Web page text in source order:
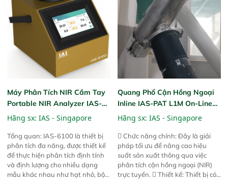
nâng cấp với các tính năng mới. nâng cấp với các tính năng mới.
Máy Phân Tích NIR Cầm Tay
Portable NIR Analyzer IAS-
6100
Hãng sx: IAS - Singapore
Tổng quan: IAS-6100 là thiết bị
phân tích đa năng, được thiết kế
để thực hiện phân tích định tính
và định lượng cho nhiều dạng
mẫu khác nhau như hạt nhỏ, bột,
Quang Phổ Cận Hồng Ngoại
Inline IAS-PAT L1M On-Line
NIR
Hãng sx: IAS - Singapore
 Chức năng chính: Đây là giải
pháp tối ưu để nâng cao hiệu
suất sản xuất thông qua việc
phân tích cận hồng ngoại (NIR)
trực tuyến.  Thiết kế: Thiết bị có